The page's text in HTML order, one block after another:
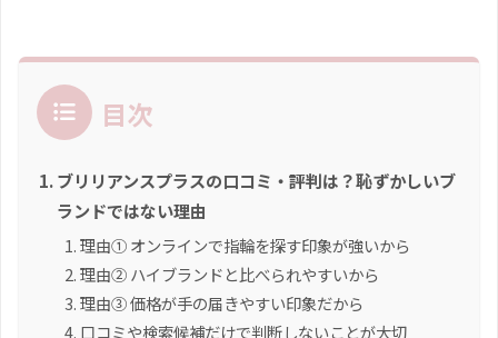
目次
ブリリアンスプラスの口コミ・評判は？恥ずかしいブ
ランドではない理由
理由① オンラインで指輪を探す印象が強いから
理由② ハイブランドと比べられやすいから
理由③ 価格が手の届きやすい印象だから
口コミや検索候補だけで判断しないことが大切